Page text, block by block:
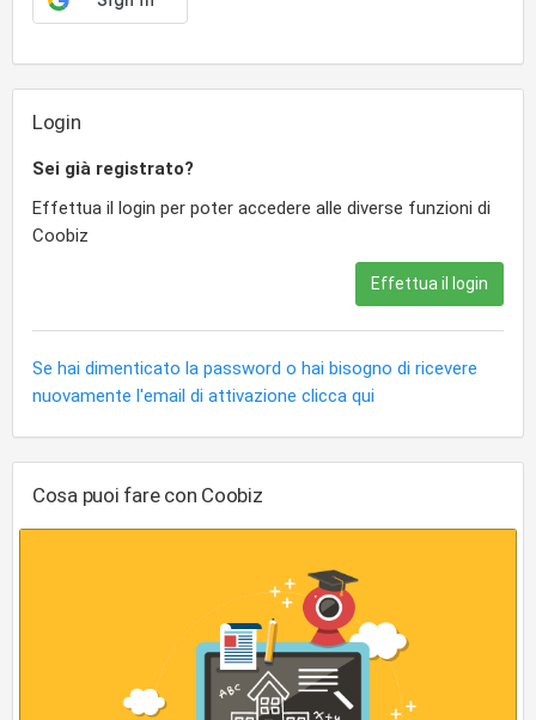
Login
Sei già registrato?
Effettua il login per poter accedere alle diverse funzioni di
Coobiz
Effettua il login
Se hai dimenticato la password o hai bisogno di ricevere
nuovamente l'email di attivazione clicca qui
Cosa puoi fare con Coobiz